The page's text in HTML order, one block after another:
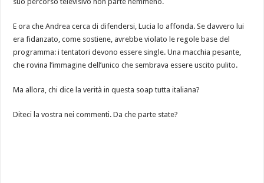
E ora che Andrea cerca di difendersi, Lucia lo affonda. Se davvero lui
era fidanzato, come sostiene, avrebbe violato le regole base del
programma: i tentatori devono essere single. Una macchia pesante,
che rovina l’immagine dell’unico che sembrava essere uscito pulito.
Ma allora, chi dice la verità in questa soap tutta italiana?
Diteci la vostra nei commenti. Da che parte state?